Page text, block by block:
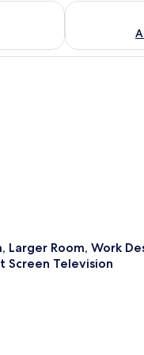
für heute Nacht, Aug. 7
Überprüfe
Larger Room, Work
Screen Television